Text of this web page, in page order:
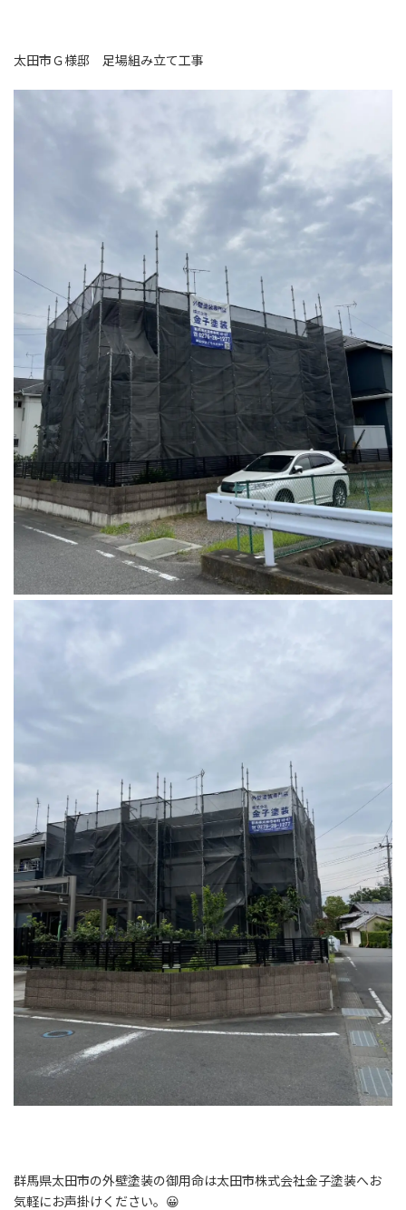
太田市Ｇ様邸 足場組み立て工事
群馬県太田市の外壁塗装の御用命は太田市株式会社金子塗装へお
気軽にお声掛けください。😀